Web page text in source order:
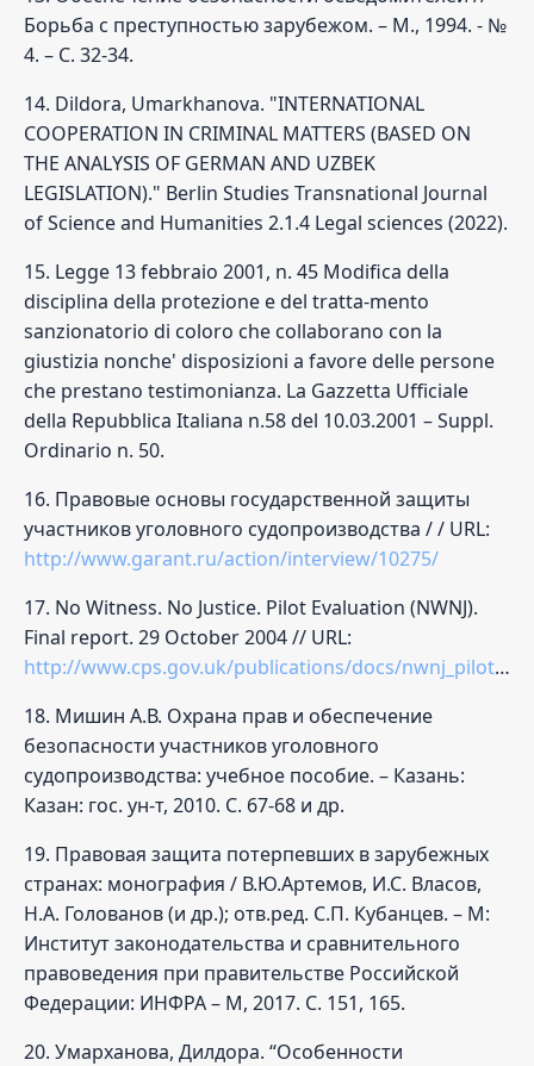
Борьба с преступностью зарубежом. – М., 1994. - №
4. – С. 32-34.
14. Dildora, Umarkhanova. "INTERNATIONAL
COOPERATION IN CRIMINAL MATTERS (BASED ON
THE ANALYSIS OF GERMAN AND UZBEK
LEGISLATION)." Berlin Studies Transnational Journal
of Science and Humanities 2.1.4 Legal sciences (2022).
15. Legge 13 febbraio 2001, n. 45 Modifica della
disciplina della protezione e del tratta-mento
sanzionatorio di coloro che collaborano con la
giustizia nonche' disposizioni a favore delle persone
che prestano testimonianza. La Gazzetta Ufficiale
della Repubblica Italiana n.58 del 10.03.2001 – Suppl.
Ordinario n. 50.
16. Правовые основы государственной защиты
участников уголовного судопроизводства / / URL:
http://www.garant.ru/action/interview/10275/
17. No Witness. No Justice. Pilot Evaluation (NWNJ).
Final report. 29 October 2004 // URL:
http://www.cps.gov.uk/publications/docs/nwnj_pilot_evaluation_report_291004.pdf
18. Мишин А.В. Охрана прав и обеспечение
безопасности участников уголовного
судопроизводства: учебное пособие. – Казань:
Казан: гос. ун-т, 2010. С. 67-68 и др.
19. Правовая защита потерпевших в зарубежных
странах: монография / В.Ю.Артемов, И.С. Власов,
Н.А. Голованов (и др.); отв.ред. С.П. Кубанцев. – М:
Институт законодательства и сравнительного
правоведения при правительстве Российской
Федерации: ИНФРА – М, 2017. С. 151, 165.
20. Умарханова, Дилдора. “Особенности